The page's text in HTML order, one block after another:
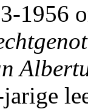
1956